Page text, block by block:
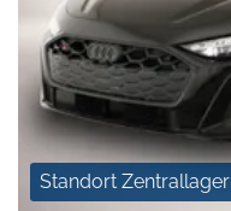
Standort Zentrallager